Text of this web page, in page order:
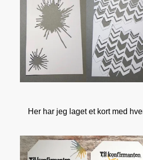
Her har jeg laget et kort med